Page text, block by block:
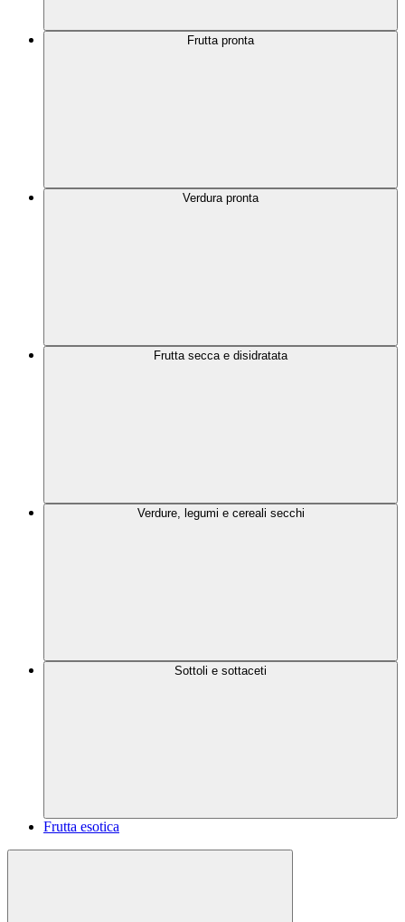
Frutta pronta
Verdura pronta
Frutta secca e disidratata
Verdure, legumi e cereali secchi
Sottoli e sottaceti
Frutta esotica